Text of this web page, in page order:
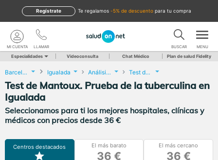
te regalamos -5% de descuento para tu compra
Regístrate
LLAMAR
MI CUENTA BUSCAR MENU
Especialidades Videoconsulta Chat Médico Plan de salud Fidelity
Barcelona Igualada Análisis Clínicos Test de Mantoux. Prueba de la tuberculina
Test de Mantoux. Prueba de la tuberculina en
Igualada
Seleccionamos para ti los mejores hospitales, clínicas y
médicos con precios desde 36 €
Centros destacados El más barato
36 €
El más cercano
36 €